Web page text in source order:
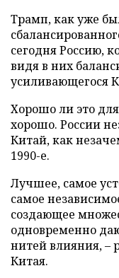
Трамп, как уже
сегодня Россию,
видя в них
усиливающегося
Хорошо ли это
хорошо. России
Китай, как
1990-е.
Лучшее, самое
самое
создающее
одновременно
нитей влияния, –
Китая.